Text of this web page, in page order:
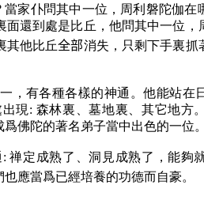
家仆問其中一位，周利磐陀伽在
還到處是比丘，他問其中一位，
其他比丘全部消失，只剩下手裏抓
，有各種各樣的神通。他能站在
現: 森林裏、墓地裏、其它地方
佛陀的著名弟子當中出色的一位。
禅定成熟了、洞見成熟了，能夠
也應當爲已經培養的功德而自豪。